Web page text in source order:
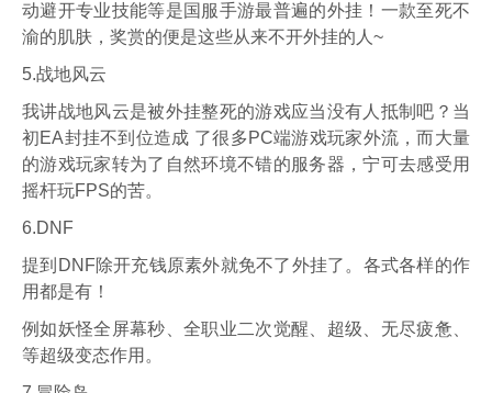
动避开专业技能等是国服手游最普遍的外挂！一款至死不
渝的肌肤，奖赏的便是这些从来不开外挂的人~
5.战地风云
我讲战地风云是被外挂整死的游戏应当没有人抵制吧？当
初EA封挂不到位造成 了很多PC端游戏玩家外流，而大量
的游戏玩家转为了自然环境不错的服务器，宁可去感受用
摇杆玩FPS的苦。
6.DNF
提到DNF除开充钱原素外就免不了外挂了。各式各样的作
用都是有！
例如妖怪全屏幕秒、全职业二次觉醒、超级、无尽疲惫、
等超级变态作用。